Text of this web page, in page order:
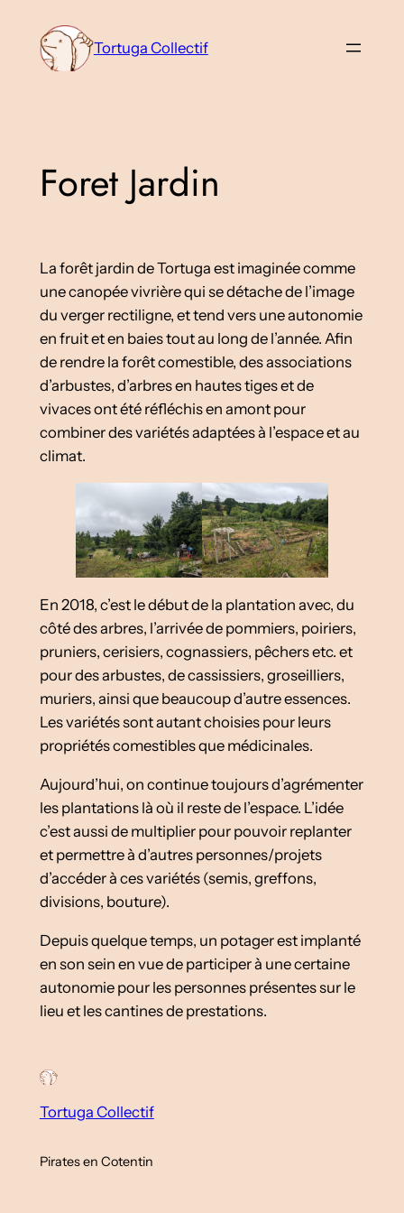
contenu
Tortuga Collectif
Foret Jardin
La forêt jardin de Tortuga est imaginée comme
une canopée vivrière qui se détache de l’image
du verger rectiligne, et tend vers une autonomie
en fruit et en baies tout au long de l’année. Afin
de rendre la forêt comestible, des associations
d’arbustes, d’arbres en hautes tiges et de
vivaces ont été réfléchis en amont pour
combiner des variétés adaptées à l’espace et au
climat.
En 2018, c’est le début de la plantation avec, du
côté des arbres, l’arrivée de pommiers, poiriers,
pruniers, cerisiers, cognassiers, pêchers etc. et
pour des arbustes, de cassissiers, groseilliers,
muriers, ainsi que beaucoup d’autre essences.
Les variétés sont autant choisies pour leurs
propriétés comestibles que médicinales.
Aujourd’hui, on continue toujours d’agrémenter
les plantations là où il reste de l’espace. L’idée
c’est aussi de multiplier pour pouvoir replanter
et permettre à d’autres personnes/projets
d’accéder à ces variétés (semis, greffons,
divisions, bouture).
Depuis quelque temps, un potager est implanté
en son sein en vue de participer à une certaine
autonomie pour les personnes présentes sur le
lieu et les cantines de prestations.
Tortuga Collectif
Pirates en Cotentin